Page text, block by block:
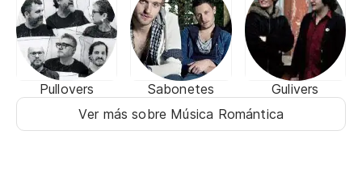
Pullovers Sabonetes
Gulivers
Ver más sobre Música Romántica